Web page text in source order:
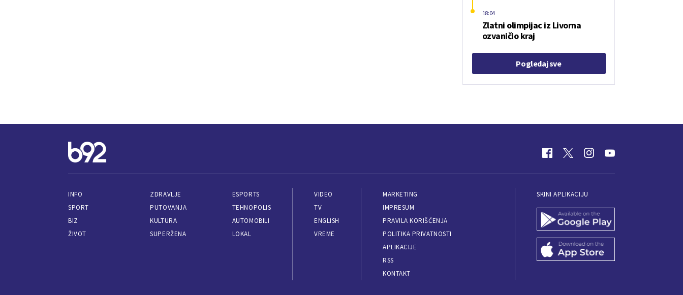
Zlatni olimpijac iz Livorna
ozvaničio kraj
18:04
Pogledaj sve
INFO
SPORT
BIZ
ŽIVOT
ZDRAVLJE
PUTOVANJA
KULTURA
SUPERŽENA
ESPORTS
TEHNOPOLIS
AUTOMOBILI
LOKAL
VIDEO
TV
ENGLISH
VREME
MARKETING
IMPRESUM
PRAVILA KORIŠĆENJA
POLITIKA PRIVATNOSTI
APLIKACIJE
RSS
KONTAKT
SKINI APLIKACIJU